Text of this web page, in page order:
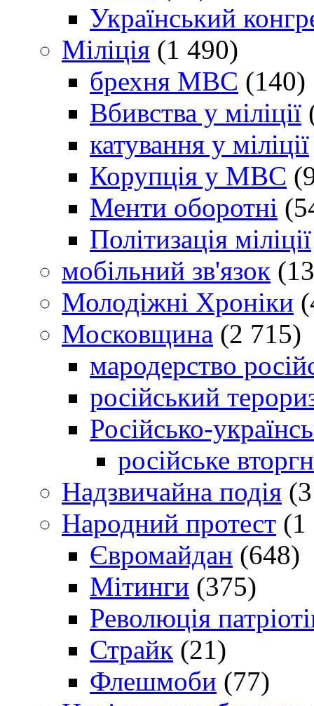
Український
Міліція (1 490)
брехня МВС (140)
Вбивства у міліції
катування у міліції
Корупція у МВС
Менти оборотні
Політизація міліції
мобільний зв'язок
Молодіжні Хроніки
Московщина (2 715)
мародерство
російський
Російсько-
російське
Надзвичайна подія
Народний протест (1
Євромайдан (648)
Мітинги (375)
Революція
Страйк (21)
Флешмоби (77)